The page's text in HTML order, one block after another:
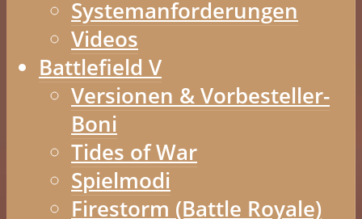
Systemanforderungen
Videos
Battlefield V
Versionen & Vorbesteller-
Boni
Tides of War
Spielmodi
Firestorm (Battle Royale)